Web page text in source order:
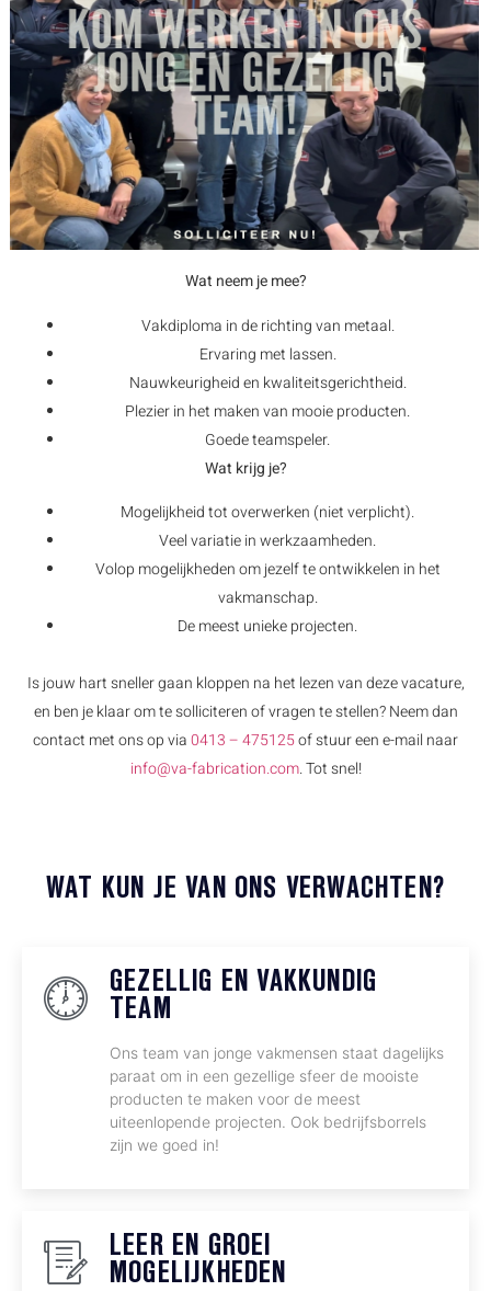
Wat neem je mee?
Vakdiploma in de richting van metaal.
Ervaring met lassen.
Nauwkeurigheid en kwaliteitsgerichtheid.
Plezier in het maken van mooie producten.
Goede teamspeler.
Wat krijg je?
Mogelijkheid tot overwerken (niet verplicht).
Veel variatie in werkzaamheden.
Volop mogelijkheden om jezelf te ontwikkelen in het
vakmanschap.
De meest unieke projecten.
Is jouw hart sneller gaan kloppen na het lezen van deze vacature,
en ben je klaar om te solliciteren of vragen te stellen? Neem dan
contact met ons op via0413 – 475125of stuur een e-mail naar
info@va-fabrication.com. Tot snel!
WAT KUN JE VAN ONS VERWACHTEN?
GEZELLIG EN VAKKUNDIG
TEAM
Ons team van jonge vakmensen staat dagelijks
paraat om in een gezellige sfeer de mooiste
producten te maken voor de meest
uiteenlopende projecten. Ook bedrijfsborrels
zijn we goed in!
LEER EN GROEI
MOGELIJKHEDEN